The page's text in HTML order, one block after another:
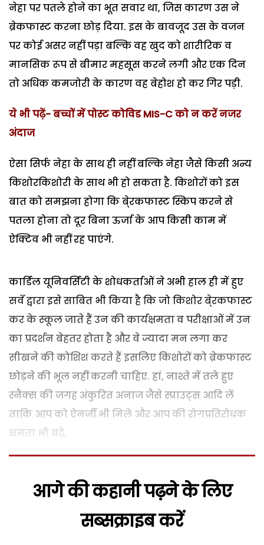
नेहा पर पतले होने का भूत सवार था, जिस कारण उस ने
ब्रेकफास्ट करना छोड़ दिया. इस के बावजूद उस के वजन
पर कोई असर नहीं पड़ा बल्कि वह खुद को शारीरिक व
मानसिक रूप से बीमार महसूस करने लगी और एक दिन
तो अधिक कमजोरी के कारण वह बेहोश हो कर गिर पड़ी.
ये भी पढ़ें- बच्चों में पोस्ट कोविड MIS-C को न करें नजर
अंदाज
ऐसा सिर्फ नेहा के साथ ही नहीं बल्कि नेहा जैसे किसी अन्य
किशोरकिशोरी के साथ भी हो सकता है. किशोरों को इस
बात को समझना होगा कि बे्रकफास्ट स्किप करने से
पतला होना तो दूर बिना ऊर्जा के आप किसी काम में
ऐक्टिव भी नहीं रह पाएंगे.
कार्डिल यूनिवर्सिटी के शोधकर्ताओं ने अभी हाल ही में हुए
सर्वे द्वारा इसे साबित भी किया है कि जो किशोर बे्रकफास्ट
कर के स्कूल जाते हैं उन की कार्यक्षमता व परीक्षाओं में उन
का प्रदर्शन बेहतर होता है और वे ज्यादा मन लगा कर
सीखने की कोशिश करते हैं इसलिए किशोरों को ब्रेकफास्ट
छोड़ने की भूल नहीं करनी चाहिए. हां, नाश्ते में तले हुए
स्नैक्स की जगह अंकुरित अनाज जैसे स्प्राउट्स आदि लें
ताकि आप को ऐनर्जी भी मिले और आप की रोगप्रतिरोधक
क्षमता भी बढ़े.
आगे की कहानी पढ़ने के लिए
सब्सक्राइब करें